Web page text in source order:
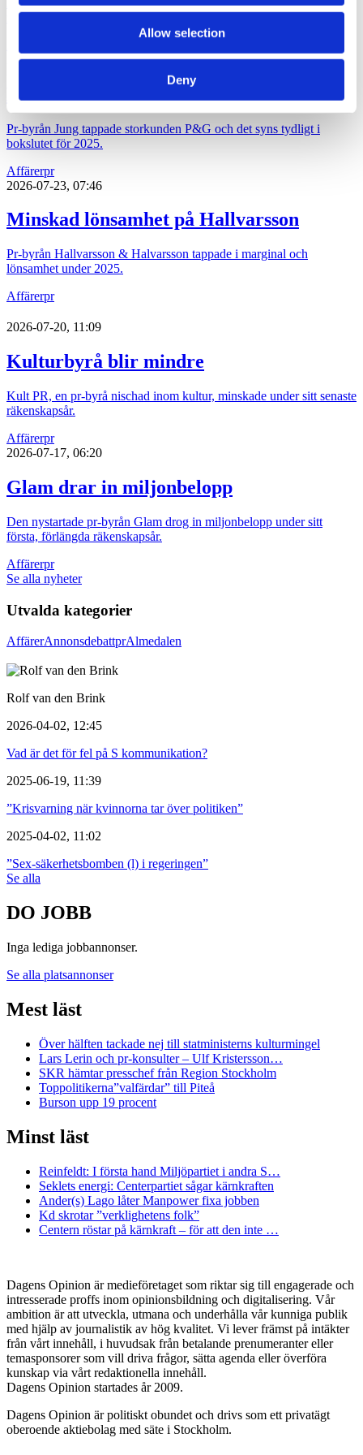
Allow selection
Deny
förlust. Det skedde räkenskapsåret 2025.
2026-07-24, 08:00
Kundtapp raderade Jungs lönsamhet
Pr-byrån Jung tappade storkunden P&G och det syns tydligt i
bokslutet för 2025.
Affärerpr
2026-07-23, 07:46
Minskad lönsamhet på Hallvarsson
Pr-byrån Hallvarsson & Halvarsson tappade i marginal och
lönsamhet under 2025.
Affärerpr
2026-07-20, 11:09
Kulturbyrå blir mindre
Kult PR, en pr-byrå nischad inom kultur, minskade under sitt senaste
räkenskapsår.
Affärerpr
2026-07-17, 06:20
Glam drar in miljonbelopp
Den nystartade pr-byrån Glam drog in miljonbelopp under sitt
första, förlängda räkenskapsår.
Affärerpr
Se alla nyheter
Utvalda kategorier
AffärerAnnonsdebattprAlmedalen
Rolf van den Brink
2026-04-02, 12:45
Vad är det för fel på S kommunikation?
2025-06-19, 11:39
”Krisvarning när kvinnorna tar över politiken”
2025-04-02, 11:02
”Sex-säkerhetsbomben (l) i regeringen”
Se alla
DO JOBB
Inga lediga jobbannonser.
Se alla platsannonser
Mest läst
Över hälften tackade nej till statministerns kulturmingel
Lars Lerin och pr-konsulter – Ulf Kristersson…
SKR hämtar presschef från Region Stockholm
Toppolitikerna”valfärdar” till Piteå
Burson upp 19 procent
Minst läst
Reinfeldt: I första hand Miljöpartiet i andra S…
Seklets energi: Centerpartiet sågar kärnkraften
Ander(s) Lago låter Manpower fixa jobben
Kd skrotar ”verklighetens folk”
Centern röstar på kärnkraft – för att den inte …
Dagens Opinion är medieföretaget som riktar sig till engagerade och
intresserade proffs inom opinionsbildning och digitalisering. Vår
ambition är att utveckla, utmana och underhålla vår kunniga publik
med hjälp av journalistik av hög kvalitet. Vi lever främst på intäkter
från vårt innehåll, i huvudsak från betalande prenumeranter eller
temasponsorer som vill driva frågor, sätta agenda eller överföra
kunskap via vårt redaktionella innehåll.
Dagens Opinion startades år 2009.
Dagens Opinion är politiskt obundet och drivs som ett privatägt
oberoende aktiebolag med säte i Stockholm.